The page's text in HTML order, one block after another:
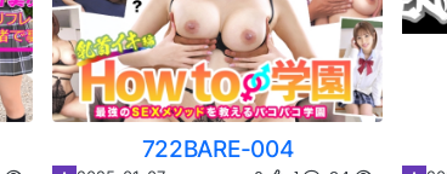
722BARE-004